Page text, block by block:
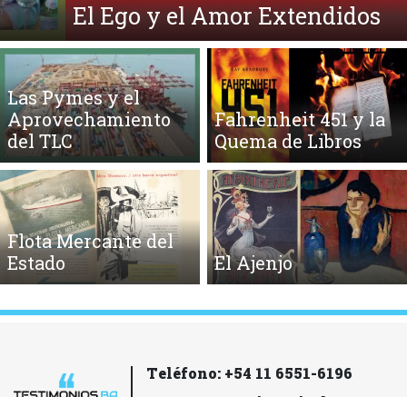
El Ego y el Amor Extendidos
Las Pymes y el
Aprovechamiento
del TLC
Fahrenheit 451 y la
Quema de Libros
Flota Mercante del
Estado
El Ajenjo
Teléfono: +54 11 6551-6196